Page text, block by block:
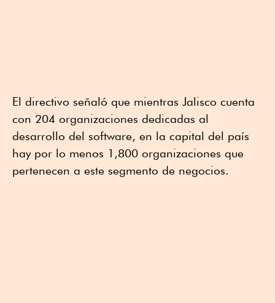
El directivo señaló que mientras Jalisco cuenta
con 204 organizaciones dedicadas al
desarrollo del software, en la capital del país
hay por lo menos 1,800 organizaciones que
pertenecen a este segmento de negocios.